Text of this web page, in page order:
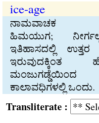
ice-age
ನಾಮವಾಚಕ
ಹಿಮಯುಗ;
ಇತಿಹಾಸದಲ್ಲಿ
ಇರುವುದಕ್ಕಿಂತ
ಮಂಜುಗಡ್ಡೆಯಿಂದ
ಕಾಲಾವಧಿಗಳಲ್ಲಿ ಒಂದು.
: